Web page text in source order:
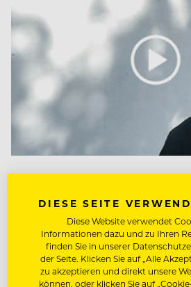
Inspiration-
Tristan
DIESE SEITE
Diese Website verwendet
Informationen dazu und zu Ihren
finden Sie in unserer
der Seite. Klicken Sie auf „Alle
zu akzeptieren und direkt unsere
können, oder klicken Sie auf